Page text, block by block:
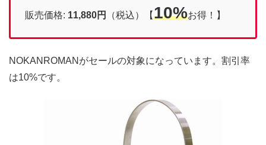
販売価格: 11,880円 （税込）【10%お得！】
NOKANROMANがセールの対象になっています。割引率
は10%です。